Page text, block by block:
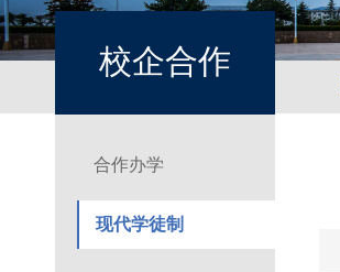
校企合作
合作办学
现代学徒制